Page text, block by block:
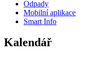
Odpady
Mobilní aplikace
Smart Info
Kalendář